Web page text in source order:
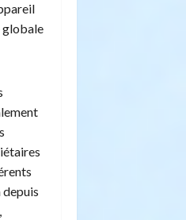
globale
depuis